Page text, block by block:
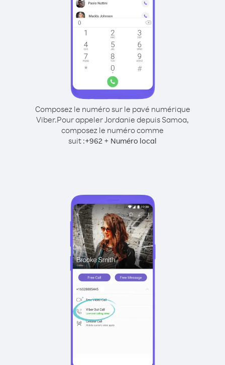
Composez le numéro sur le pavé numérique
Viber.Pour appeler Jordanie depuis Samoa,
composez le numéro comme
suit :+962 + Numéro local